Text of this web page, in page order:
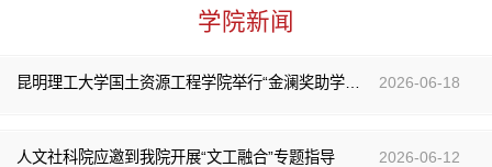
学院新闻
昆明理工大学国土资源工程学院举行“金澜奖助学金”及“采矿06校友奖学金”颁奖活动-新闻稿cc 2026-06-18
人文社科院应邀到我院开展“文工融合”专题指导 2026-06-12